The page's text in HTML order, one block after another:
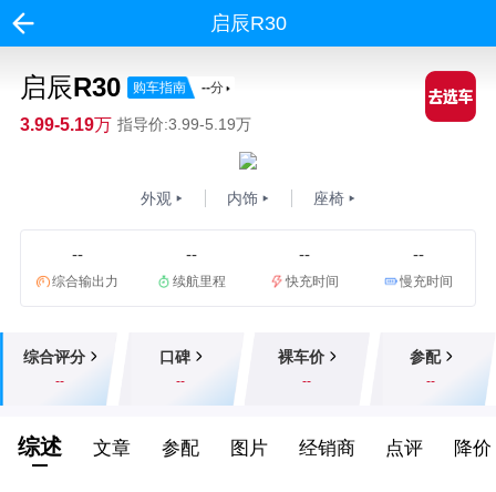
启辰R30
启辰R30 购车指南 --分
3.99-5.19万 指导价:3.99-5.19万
外观 内饰 座椅
--
综合输出力
--
续航里程
--
快充时间
--
慢充时间
综合评分
--
口碑
--
裸车价
--
参配
--
综述 文章 参配 图片 经销商 点评 降价